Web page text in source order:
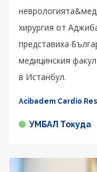
хирургия от
представиха
медицинския
в Истанбул.
Acibadem Cardio
УМБАЛ Токуда